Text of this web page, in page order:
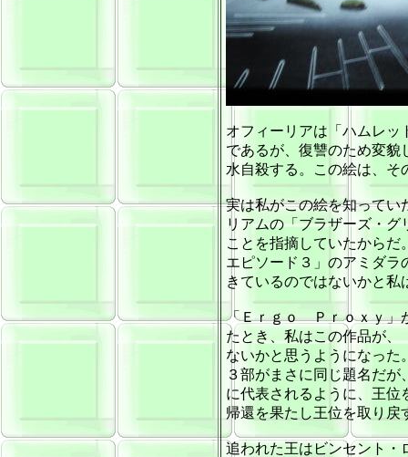
オフィーリアは「ハムレッ
であるが、復讐のため変貌
水自殺する。この絵は、そ
実は私がこの絵を知ってい
リアムの「ブラザーズ・グ
ことを指摘していたから
エピソード３」のアミダラ
きているのではないかと私
「Ｅｒｇｏ Ｐｒｏｘｙ」
たとき、私はこの作品が、
ないかと思うようになった
３部がまさに同じ題名だ
に代表されるように、王位
帰還を果たし王位を取り戻
追われた王はビンセント・